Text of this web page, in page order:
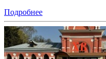
Подробнее